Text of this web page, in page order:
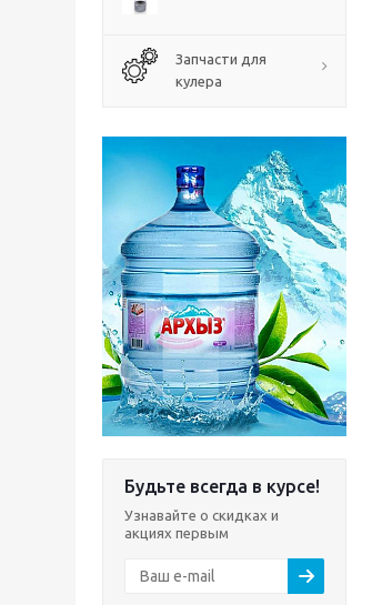
Запчасти для
кулера
Будьте всегда в курсе!
Узнавайте о скидках и
акциях первым